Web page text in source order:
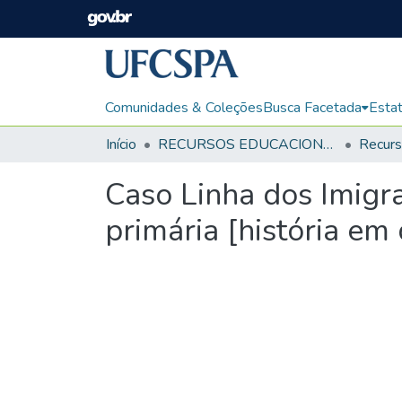
Comunidades & ColeçõesBusca Facetada
Início
RECURSOS EDUCACIONAIS
Caso Linha dos
primária [história em